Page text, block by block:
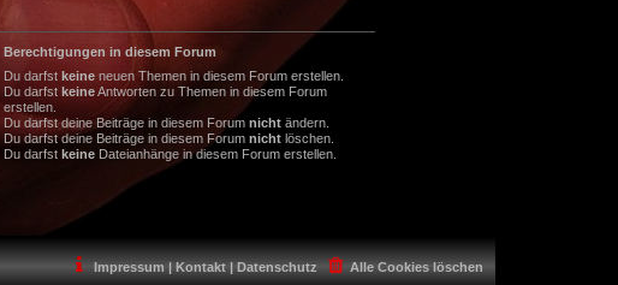
Berechtigungen in diesem Forum
Du darfstkeine neuen Themen in diesem Forum erstellen.
Du darfstkeineAntworten zu Themen in diesem Forum
erstellen.
Du darfst deine Beiträge in diesem Forumnicht ändern.
Du darfst deine Beiträge in diesem Forumnicht löschen.
Du darfstkeine Dateianhänge in diesem Forum erstellen.
Alle Cookies löschen
Impressum | Kontakt | Datenschutz